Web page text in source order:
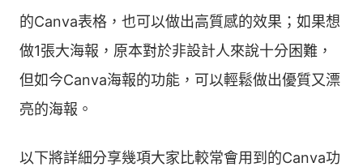
的Canva表格，也可以做出高質感的效果；如果想
做1張大海報，原本對於非設計人來說十分困難，
但如今Canva海報的功能，可以輕鬆做出優質又漂
亮的海報。
以下將詳細分享幾項大家比較常會用到的Canva功